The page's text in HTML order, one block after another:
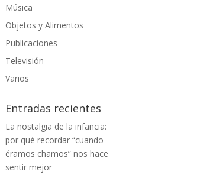
Música
Objetos y Alimentos
Publicaciones
Televisión
Varios
Entradas recientes
La nostalgia de la infancia:
por qué recordar “cuando
éramos chamos” nos hace
sentir mejor